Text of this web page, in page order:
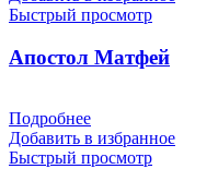
Быстрый просмотр
Апостол Матфей
Подробнее
Добавить в избранное
Быстрый просмотр